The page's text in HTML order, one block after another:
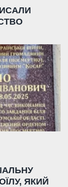
ЯКИЙ